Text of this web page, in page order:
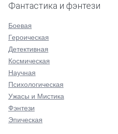
Фантастика и фэнтези
Боевая
Героическая
Детективная
Космическая
Научная
Психологическая
Ужасы и Мистика
Фэнтези
Эпическая